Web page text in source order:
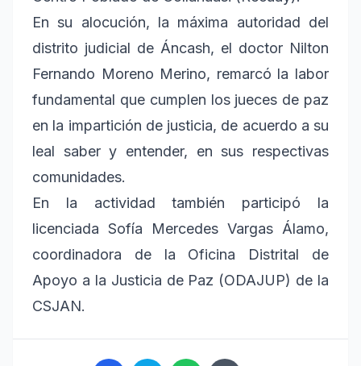
En su alocución, la máxima autoridad del
distrito judicial de Áncash, el doctor Nilton
Fernando Moreno Merino, remarcó la labor
fundamental que cumplen los jueces de paz
en la impartición de justicia, de acuerdo a su
leal saber y entender, en sus respectivas
comunidades.
En la actividad también participó la
licenciada Sofía Mercedes Vargas Álamo,
coordinadora de la Oficina Distrital de
Apoyo a la Justicia de Paz (ODAJUP) de la
CSJAN.